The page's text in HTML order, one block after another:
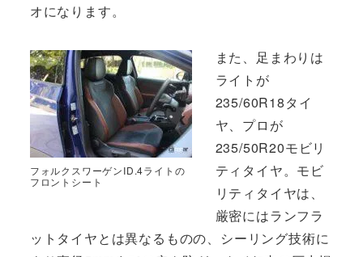
オになります。
フォルクスワーゲンID.4ライトの
フロントシート
また、足まわりは
ライトが
235/60R18タイ
ヤ、プロが
235/50R20モビリ
ティタイヤ。モビ
リティタイヤは、
厳密にはランフラ
ットタイヤとは異なるものの、シーリング技術に